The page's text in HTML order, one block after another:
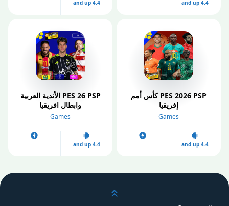
4.4 and up
4.4 and up
PES 2026 PSP كأس أمم
إفريقيا
Games
4.4 and up
PES 26 PSP الأندية العربية
وابطال افريقيا
Games
4.4 and up
انتقل إلى أعلى